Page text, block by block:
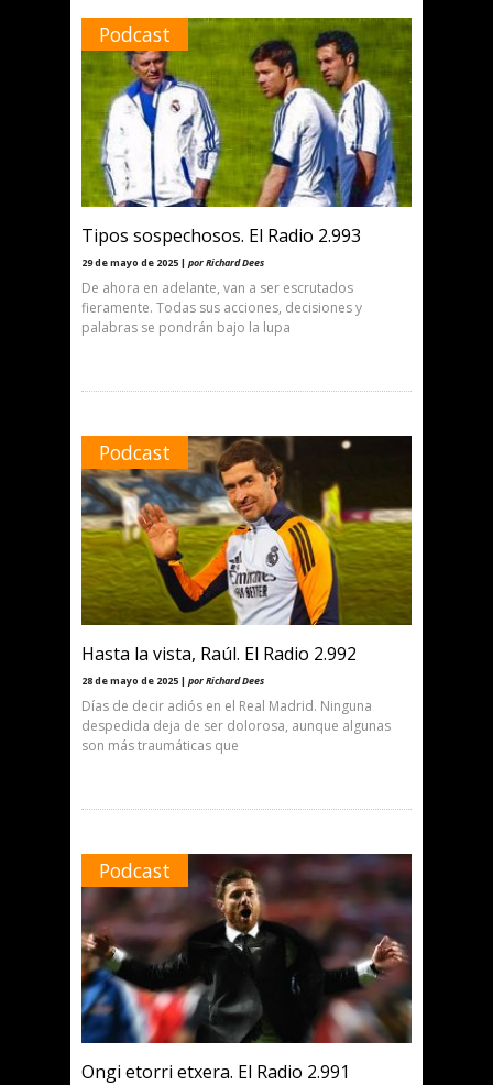
Podcast
Tipos sospechosos. El Radio 2.993
29 de mayo de 2025 | por Richard Dees
De ahora en adelante, van a ser escrutados
fieramente. Todas sus acciones, decisiones y
palabras se pondrán bajo la lupa
Podcast
Hasta la vista, Raúl. El Radio 2.992
28 de mayo de 2025 | por Richard Dees
Días de decir adiós en el Real Madrid. Ninguna
despedida deja de ser dolorosa, aunque algunas
son más traumáticas que
Podcast
Ongi etorri etxera. El Radio 2.991